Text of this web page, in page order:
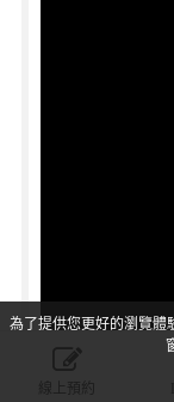
為了提供您更好的瀏覽體
線上預約